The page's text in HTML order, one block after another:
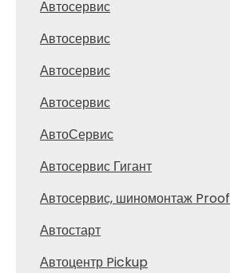
Автосервис
Автосервис
Автосервис
Автосервис
АвтоСервис
Автосервис Гигант
Автосервис, шиномонтаж Proof
Автостарт
Автоцентр Pickup